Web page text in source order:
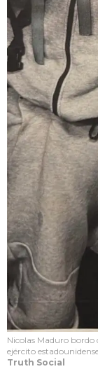
Nicolas Maduro bordo
ejército
Truth Social